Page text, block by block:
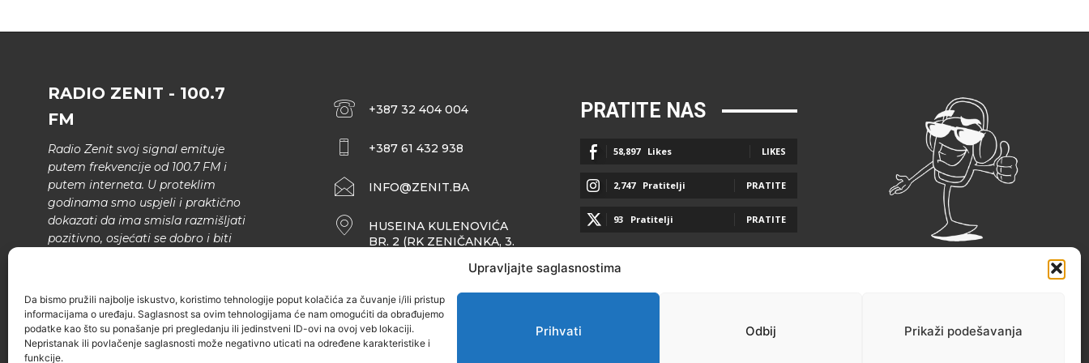
Upravljajte saglasnostima
Da bismo pružili najbolje iskustvo, koristimo tehnologije poput kolačića za čuvanje i/ili pristup
informacijama o uređaju. Saglasnost sa ovim tehnologijama će nam omogućiti da obrađujemo
podatke kao što su ponašanje pri pregledanju ili jedinstveni ID-ovi na ovoj veb lokaciji.
Nepristanak ili povlačenje saglasnosti može negativno uticati na određene karakteristike i
funkcije.
Prihvati Odbij Prikaži podešavanja
RADIO ZENIT - 100.7
FM
Radio Zenit svoj signal emituje
putem frekvencije od 100.7 FM i
putem interneta. U proteklim
godinama smo uspjeli i praktično
dokazati da ima smisla razmišljati
pozitivno, osjećati se dobro i biti
narodne muzike..
+387 32 404 004
+387 61 432 938
INFO@ZENIT.BA
HUSEINA KULENOVIĆA
BR. 2 (RK ZENIČANKA, 3.
PRATITE NAS
58,897 Likes LIKES
2,747 Pratitelji PRATITE
93 Pratitelji PRATITE